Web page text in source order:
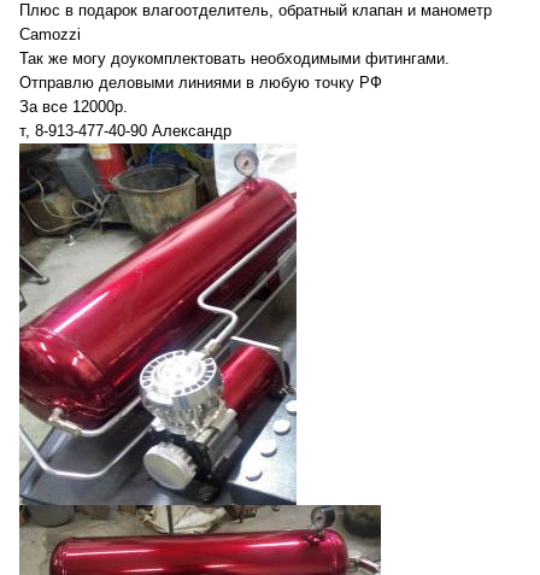
Плюс в подарок влагоотделитель, обратный клапан и манометр
Camozzi
Так же могу доукомплектовать необходимыми фитингами.
Отправлю деловыми линиями в любую точку РФ
За все 12000р.
т, 8-913-477-40-90 Александр